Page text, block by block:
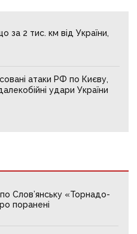
за 2 тис. км від України,
атаки РФ по Києву,
удари України
Слов’янську «Торнадо-
поранені